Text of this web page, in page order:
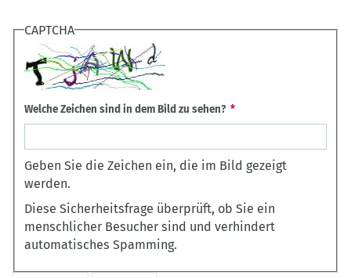
CAPTCHA
Welche Zeichen sind in dem Bild zu sehen?
Geben Sie die Zeichen ein, die im Bild gezeigt
werden.
Diese Sicherheitsfrage überprüft, ob Sie ein
menschlicher Besucher sind und verhindert
automatisches Spamming.